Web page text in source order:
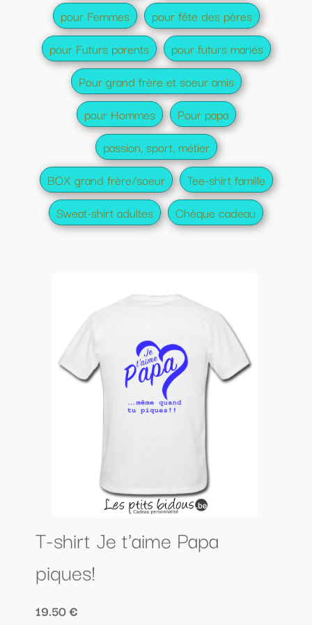
pour Femmes
pour fête des pères
pour Futurs parents
pour futurs mariés
Pour grand frère et soeur amis
pour Hommes
Pour papa
passion, sport, métier
BOX grand frère/soeur
Tee-shirt famille
Sweat-shirt adultes
Chèque cadeau
T-shirt Je t'aime Papa
piques!
19.50 €